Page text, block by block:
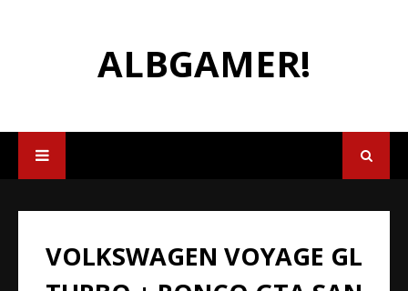
ALBGAMER!
VOLKSWAGEN VOYAGE GL